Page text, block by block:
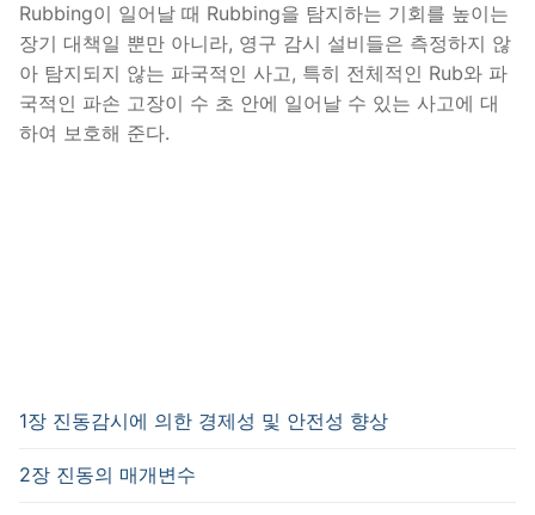
Rubbing이 일어날 때 Rubbing을 탐지하는 기회를 높이는
장기 대책일 뿐만 아니라, 영구 감시 설비들은 측정하지 않
아 탐지되지 않는 파국적인 사고, 특히 전체적인 Rub와 파
국적인 파손 고장이 수 초 안에 일어날 수 있는 사고에 대
하여 보호해 준다.
1장 진동감시에 의한 경제성 및 안전성 향상
2장 진동의 매개변수